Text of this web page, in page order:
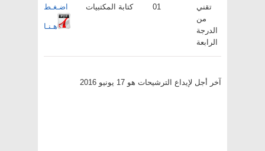
اضـغـط
هـنـا
كتابة المكتبيات 01
تقني
من
الدرجة
الرابعة
آخر أجل لإيداع الترشيحات هو 17 يونيو 2016